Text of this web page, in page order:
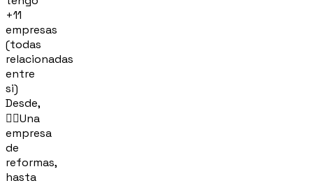
+11
empresas
(todas
relacionadas
entre
si)
Desde,
👷‍♂️Una
empresa
de
reformas,
hasta